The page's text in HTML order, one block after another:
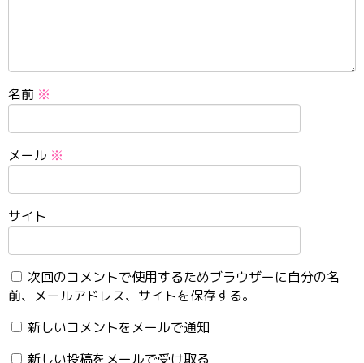
名前 ※
メール ※
サイト
次回のコメントで使用するためブラウザーに自分の名
前、メールアドレス、サイトを保存する。
新しいコメントをメールで通知
新しい投稿をメールで受け取る